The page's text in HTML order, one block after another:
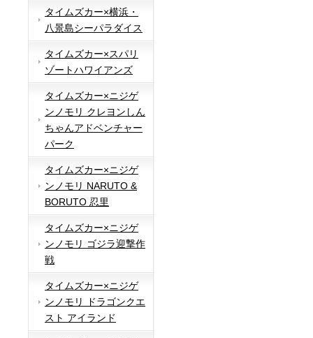
タイムズカー×横浜・
八景島シーパラダイス
タイムズカー×スパリ
ゾートハワイアンズ
タイムズカー×ニジゲ
ンノモリ クレヨンしん
ちゃんアドベンチャー
パーク
タイムズカー×ニジゲ
ンノモリ NARUTO &
BORUTO 忍里
タイムズカー×ニジゲ
ンノモリ ゴジラ迎撃作
戦
タイムズカー×ニジゲ
ンノモリ ドラゴンクエ
スト アイランド